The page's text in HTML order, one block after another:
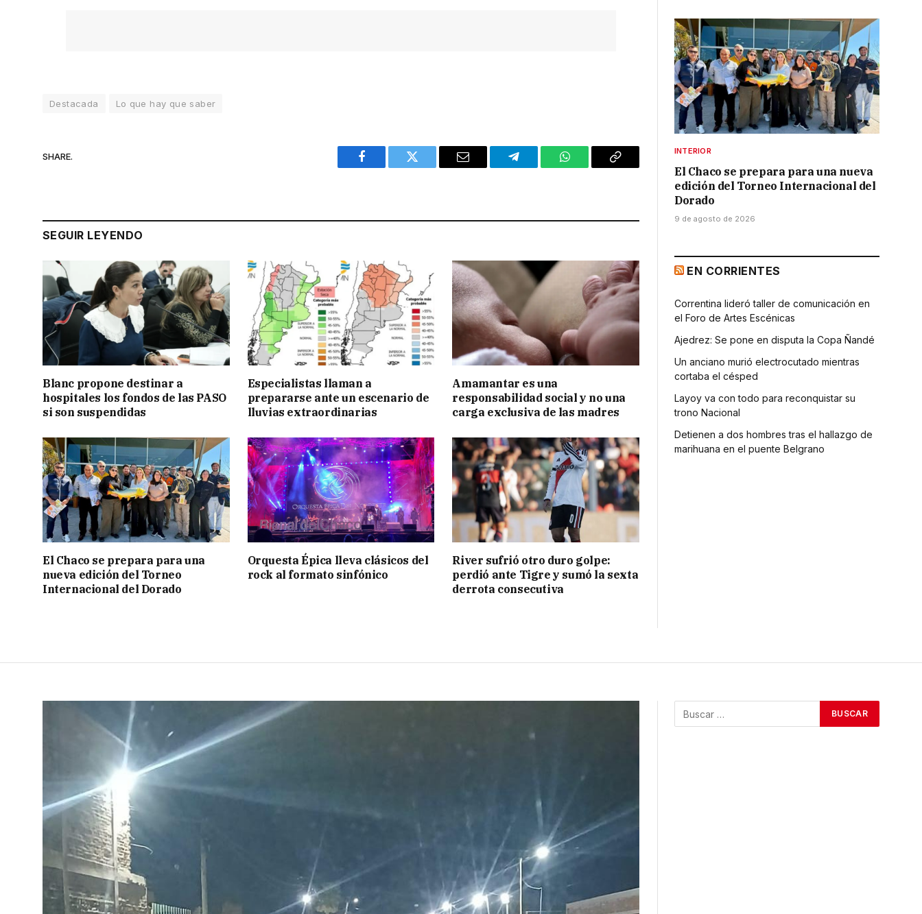
Destacada Lo que hay que saber
SHARE.
Facebook Twitter Email Telegram WhatsAppCopy
SEGUIR LEYENDO
Blanc propone destinar a
hospitales los fondos de las PASO
si son suspendidas
Especialistas llaman a
prepararse ante un escenario de
lluvias extraordinarias
Amamantar es una
responsabilidad social y no una
carga exclusiva de las madres
El Chaco se prepara para una
nueva edición del Torneo
Internacional del Dorado
Orquesta Épica lleva clásicos del
rock al formato sinfónico
River sufrió otro duro golpe:
perdió ante Tigre y sumó la sexta
derrota consecutiva
INTERIOR
El Chaco se prepara para una nueva
edición del Torneo Internacional del
Dorado
9 de agosto de 2026
EN CORRIENTES
Correntina lideró taller de comunicación en
el Foro de Artes Escénicas
Ajedrez: Se pone en disputa la Copa Ñandé
Un anciano murió electrocutado mientras
cortaba el césped
Layoy va con todo para reconquistar su
trono Nacional
Detienen a dos hombres tras el hallazgo de
marihuana en el puente Belgrano